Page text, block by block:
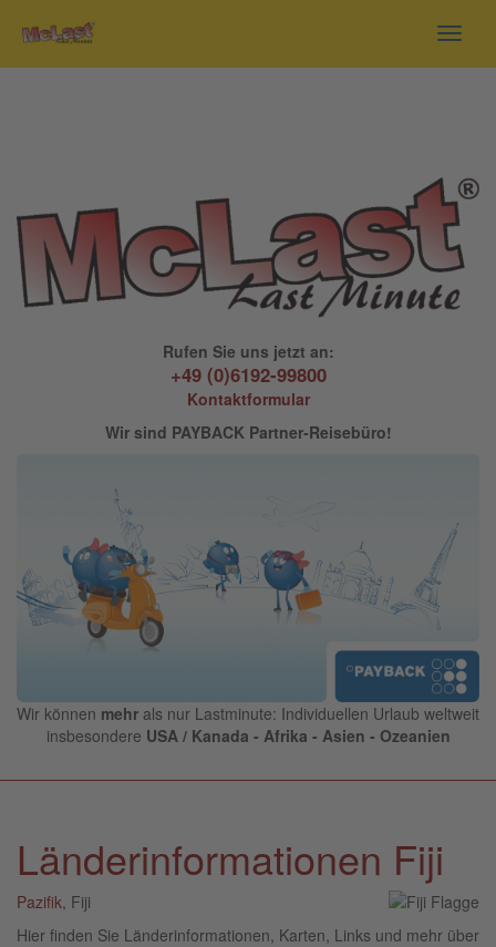
Rufen Sie uns jetzt an:
+49 (0)6192-99800
Kontaktformular
Wir sind PAYBACK Partner-Reisebüro!
Wir können mehr als nur Lastminute: Individuellen Urlaub weltweit
insbesondere USA / Kanada - Afrika - Asien - Ozeanien
Länderinformationen Fiji
Pazifik , Fiji
Hier finden Sie Länderinformationen, Karten, Links und mehr über